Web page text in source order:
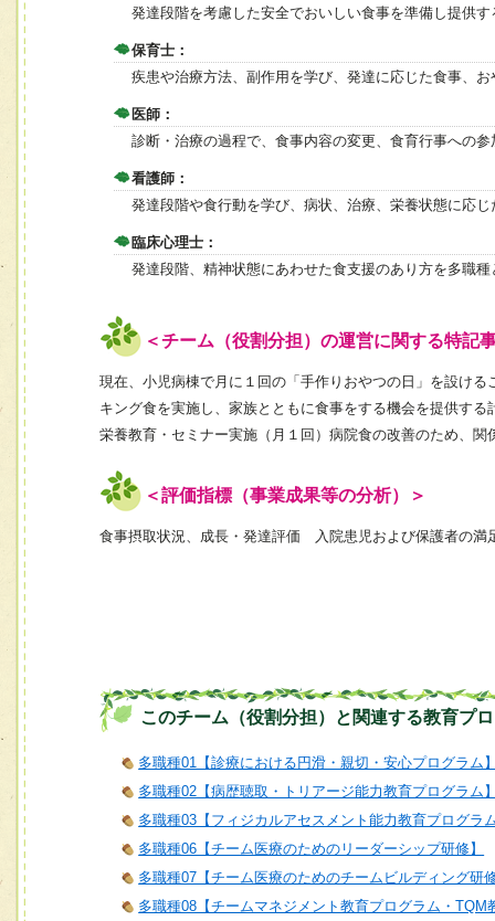
発達段階を考慮した安全でおいしい食事を準備し提供す
保育士：
疾患や治療方法、副作用を学び、発達に応じた食事、
医師：
診断・治療の過程で、食事内容の変更、食育行事への
看護師：
発達段階や食行動を学び、病状、治療、栄養状態に応
臨床心理士：
発達段階、精神状態にあわせた食支援のあり方を多職
＜チーム（役割分担）の運営に関する特記
現在、小児病棟で月に１回の「手作りおやつの日」を設け
キング食を実施し、家族とともに食事をする機会を提供する
栄養教育・セミナー実施（月１回）病院食の改善のため、
＜評価指標（事業成果等の分析）＞
食事摂取状況、成長・発達評価 入院患児および保護者の満
このチーム（役割分担）と関連する教育プ
多職種01【診療における円滑・親切・安心プログラム
多職種02【病歴聴取・トリアージ能力教育プログラム
多職種03【フィジカルアセスメント能力教育プログラ
多職種06【チーム医療のためのリーダーシップ研修】
多職種07【チーム医療のためのチームビルディング研
多職種08【チームマネジメント教育プログラム・TQM